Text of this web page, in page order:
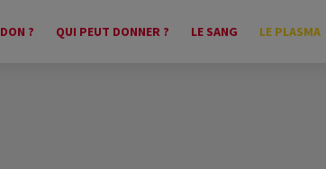
? QUI PEUT DONNER ? LE SANG LE PLASMA